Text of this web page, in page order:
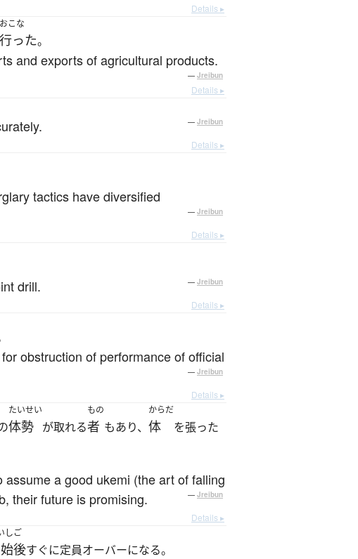
Details ▸
おこな
行った。
and exports of agricultural products.
— Jreibun
Details ▸
— Jreibun
Details ▸
tactics have diversified
— Jreibun
Details ▸
drill. — Jreibun
Details ▸
obstruction of performance of official
— Jreibun
Details ▸
たいせい
体勢 が取れる
もの
者 もあり、
からだ
体 を張った
a good ukemi (the art of falling
their future is promising.
— Jreibun
Details ▸
しご
後すぐに定員オーバーになる。